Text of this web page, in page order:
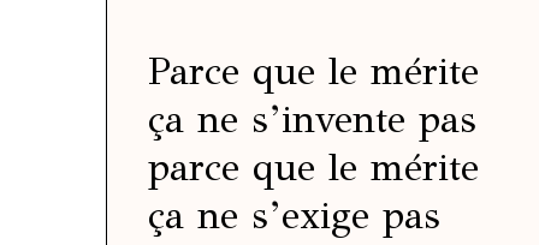
Parce que le mérite
ça ne s’invente pas
parce que le mérite
ça ne s’exige pas